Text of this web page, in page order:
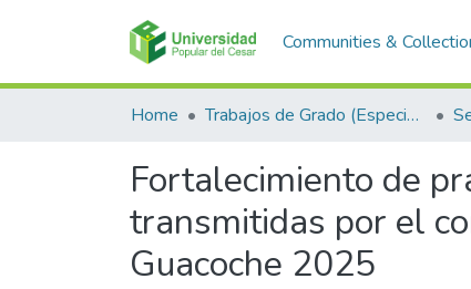
Communities &
Home Trabajos de Grado (Especializaciones y Pregrados)
Fortalecimiento de
transmitidas por el
Guacoche 2025